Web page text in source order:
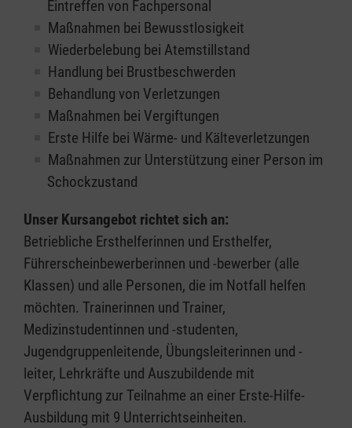
Eintreffen von Fachpersonal
Maßnahmen bei Bewusstlosigkeit
Wiederbelebung bei Atemstillstand
Handlung bei Brustbeschwerden
Behandlung von Verletzungen
Maßnahmen bei Vergiftungen
Erste Hilfe bei Wärme- und Kälteverletzungen
Maßnahmen zur Unterstützung einer Person im
Schockzustand
Unser Kursangebot richtet sich an:
Betriebliche Ersthelferinnen und Ersthelfer,
Führerscheinbewerberinnen und -bewerber (alle
Klassen) und alle Personen, die im Notfall helfen
möchten. Trainerinnen und Trainer,
Medizinstudentinnen und -studenten,
Jugendgruppenleitende, Übungsleiterinnen und -
leiter, Lehrkräfte und Auszubildende mit
Verpflichtung zur Teilnahme an einer Erste-Hilfe-
Ausbildung mit 9 Unterrichtseinheiten.